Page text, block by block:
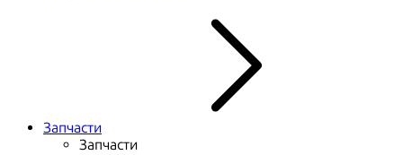
Запчасти
Запчасти